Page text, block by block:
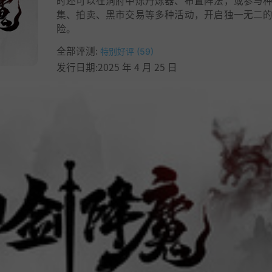
集、拍卖、黑市交易等多种活动，开启独一无二
险。
全部评测: 特别好评 (59)
发行日期:2025 年 4 月 25 日